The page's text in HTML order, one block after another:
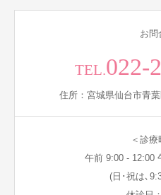
お問
TEL.022-
住所：宮城県仙台市青
＜診療
午前 9:00 - 12:00
(日･祝は､